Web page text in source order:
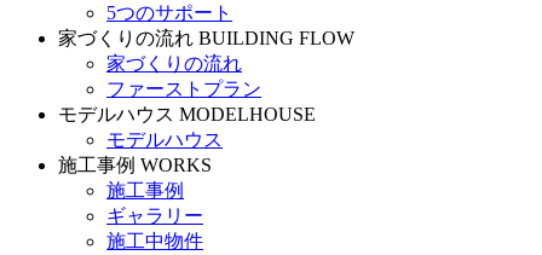
5つのサポート
家づくりの流れ BUILDING FLOW
家づくりの流れ
ファーストプラン
モデルハウス MODELHOUSE
モデルハウス
施工事例 WORKS
施工事例
ギャラリー
施工中物件